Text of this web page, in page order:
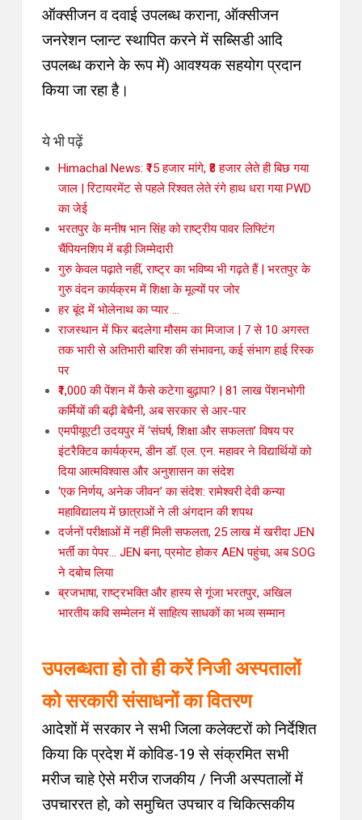
ऑक्सीजन व दवाई उपलब्ध कराना, ऑक्सीजन
जनरेशन प्लान्ट स्थापित करने में सब्सिडी आदि
उपलब्ध कराने के रूप में) आवश्यक सहयोग प्रदान
किया जा रहा है।
ये भी पढ़ें
Himachal News: ₹15 हजार मांगे, ₹8 हजार लेते ही बिछ गया
जाल | रिटायरमेंट से पहले रिश्वत लेते रंगे हाथ धरा गया PWD
का जेई
भरतपुर के मनीष भान सिंह को राष्ट्रीय पावर लिफ्टिंग
चैंपियनशिप में बड़ी जिम्मेदारी
गुरु केवल पढ़ाते नहीं, राष्ट्र का भविष्य भी गढ़ते हैं | भरतपुर के
गुरु वंदन कार्यक्रम में शिक्षा के मूल्यों पर जोर
हर बूंद में भोलेनाथ का प्यार …
राजस्थान में फिर बदलेगा मौसम का मिजाज | 7 से 10 अगस्त
तक भारी से अतिभारी बारिश की संभावना, कई संभाग हाई रिस्क
पर
₹1,000 की पेंशन में कैसे कटेगा बुढ़ापा? | 81 लाख पेंशनभोगी
कर्मियों की बढ़ी बेचैनी, अब सरकार से आर-पार
एमपीयूएटी उदयपुर में ‘संघर्ष, शिक्षा और सफलता’ विषय पर
इंटरैक्टिव कार्यक्रम, डीन डॉ. एल. एन. महावर ने विद्यार्थियों को
दिया आत्मविश्वास और अनुशासन का संदेश
‘एक निर्णय, अनेक जीवन’ का संदेश: रामेश्वरी देवी कन्या
महाविद्यालय में छात्राओं ने ली अंगदान की शपथ
दर्जनों परीक्षाओं में नहीं मिली सफलता, 25 लाख में खरीदा JEN
भर्ती का पेपर… JEN बना, प्रमोट होकर AEN पहुंचा, अब SOG
ने दबोच लिया
ब्रजभाषा, राष्ट्रभक्ति और हास्य से गूंजा भरतपुर, अखिल
भारतीय कवि सम्मेलन में साहित्य साधकों का भव्य सम्मान
उपलब्धता हो तो ही करें निजी अस्पतालों
को सरकारी संसाधनों का वितरण
आदेशों में सरकार ने सभी जिला कलेक्टरों को निर्देशित
किया कि प्रदेश में कोविड-19 से संक्रमित सभी
मरीज चाहे ऐसे मरीज राजकीय / निजी अस्पतालों में
उपचाररत हो, को समुचित उपचार व चिकित्सकीय